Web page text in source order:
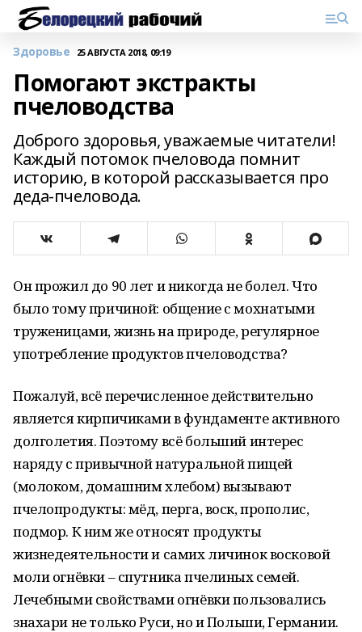
Здоровье 25 АВГУСТА 2018, 09:19
Помогают экстракты
пчеловодства
Доброго здоровья, уважаемые читатели!
Каждый потомок пчеловода помнит
историю, в которой рассказывается про
деда-пчеловода.
Он прожил до 90 лет и никогда не болел. Что
было тому причиной: общение с мохнатыми
труженицами, жизнь на природе, регулярное
употребление продуктов пчеловодства?
Пожалуй, всё перечисленное действительно
является кирпичиками в фундаменте активного
долголетия. Поэтому всё больший интерес
наряду с привычной натуральной пищей
(молоком, домашним хлебом) вызывают
пчелопродукты: мёд, перга, воск, прополис,
подмор. К ним же относят продукты
жизнедеятельности и самих личинок восковой
моли огнёвки – спутника пчелиных семей.
Лечебными свойствами огнёвки пользовались
знахари не только Руси, но и Польши, Германии.